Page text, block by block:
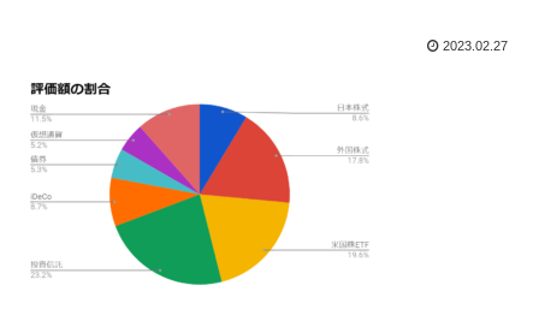
2023.02.27